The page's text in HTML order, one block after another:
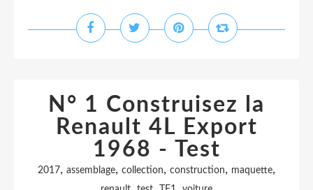
N° 1 Construisez la
Renault 4L Export
1968 - Test
2017, assemblage, collection, construction, maquette,